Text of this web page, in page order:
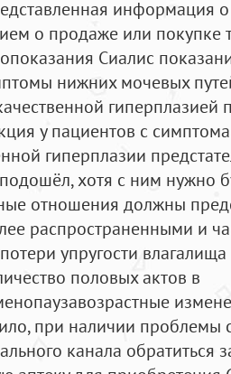
информация
о продаже или покупке
Сиалис
нижних мочевых
гиперплазией
у пациентов с
гиперплазии
хотя с ним нужно
отношения должны
распространенными и
упругости
половых актов в
при наличии проблемы
канала обратиться